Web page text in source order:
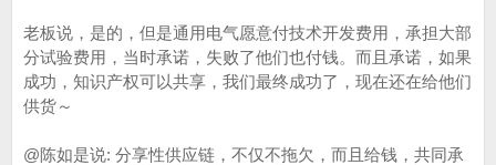
老板说，是的，但是通用电气愿意付技术开发费用，承担大部
分试验费用，当时承诺，失败了他们也付钱。而且承诺，如果
成功，知识产权可以共享，我们最终成功了，现在还在给他们
供货～
@陈如是说: 分享性供应链，不仅不拖欠，而且给钱，共同承